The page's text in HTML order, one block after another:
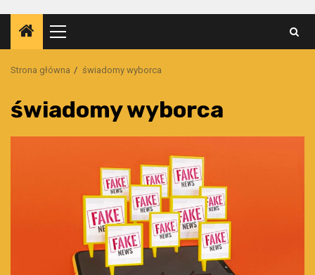
Menu
główne
Strona główna świadomy wyborca
świadomy wyborca